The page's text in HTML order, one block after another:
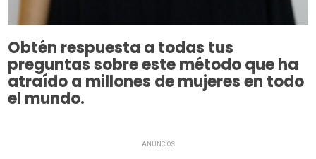
Obtén respuesta a todas tus
preguntas sobre este método que ha
atraído a millones de mujeres en todo
el mundo.
ANUNCIOS